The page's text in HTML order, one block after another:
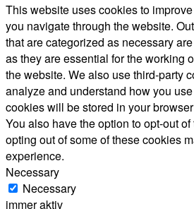
This website uses cookies to
you navigate through the website.
that are categorized as necessary
as they are essential for the working
the website. We also use third-party
analyze and understand how you
cookies will be stored in your
You also have the option to opt-out
opting out of some of these cookies
experience.
Necessary
Necessary
immer aktiv